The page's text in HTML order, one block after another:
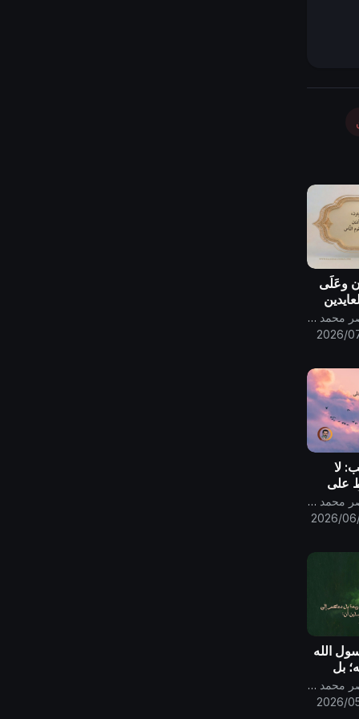
وعَلَى
قناة الامام المهدي ناصر محمد اليماني
2026/
لا
على
ترمز قناة الامام المهدي ناصر محمد اليماني
2026/
الله
بل
إليه
قناة الامام المهدي ناصر محمد اليماني
2026/